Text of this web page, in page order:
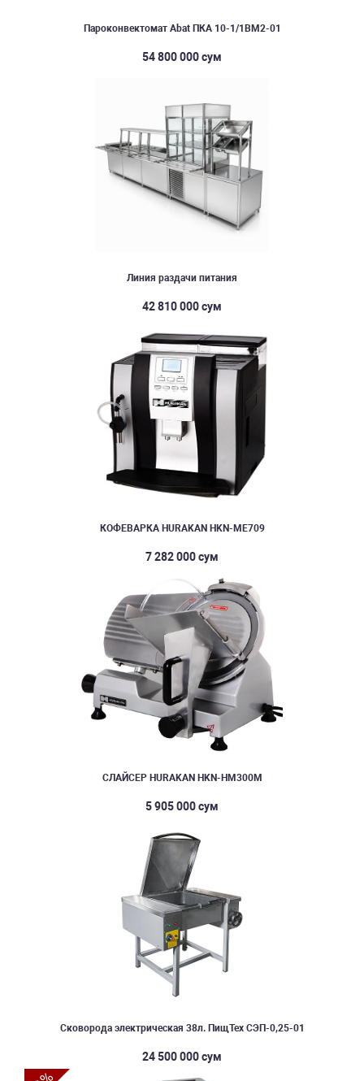
Пароконвектомат Abat ПКА 10-1/1ВМ2-01
54 800 000 сум
Линия раздачи питания
42 810 000 сум
КОФЕВАРКА HURAKAN HKN-ME709
7 282 000 сум
СЛАЙСЕР HURAKAN HKN-HM300M
5 905 000 сум
Сковорода электрическая 38л. ПищТех СЭП-0,25-01
24 500 000 сум